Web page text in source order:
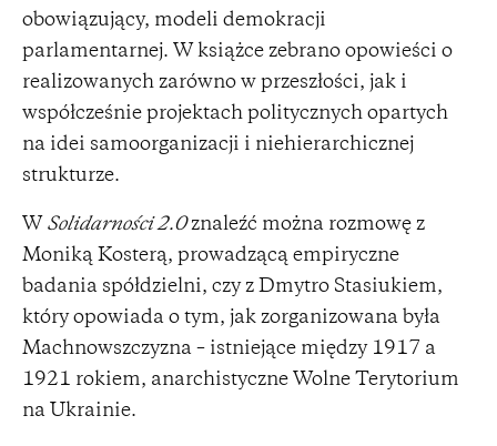
obowiązujący, modeli demokracji
parlamentarnej. W książce zebrano opowieści o
realizowanych zarówno w przeszłości, jak i
współcześnie projektach politycznych opartych
na idei samoorganizacji i niehierarchicznej
strukturze.
W Solidarności 2.0znaleźć można rozmowę z
Moniką Kosterą, prowadzącą empiryczne
badania spółdzielni, czy z Dmytro Stasiukiem,
który opowiada o tym, jak zorganizowana była
Machnowszczyzna – istniejące między 1917 a
1921 rokiem, anarchistyczne Wolne Terytorium
na Ukrainie.